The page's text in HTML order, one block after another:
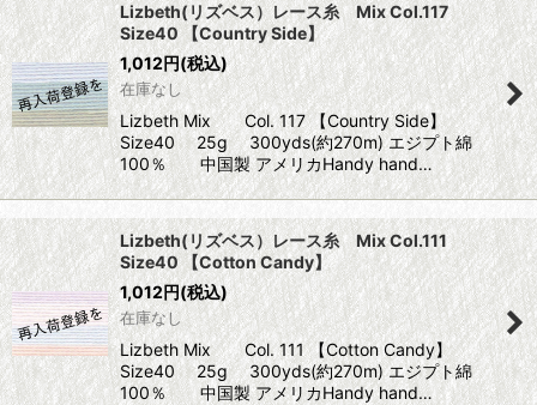
Lizbeth(リズベス）レース糸 Mix Col.117
Size40 【Country Side】
1,012円(税込)
在庫なし
Lizbeth Mix Col. 117 【Country Side】
Size40 25g 300yds(約270m) エジプト綿
100％ 中国製 アメリカHandy hand…
Lizbeth(リズベス）レース糸 Mix Col.111
Size40 【Cotton Candy】
1,012円(税込)
在庫なし
Lizbeth Mix Col. 111 【Cotton Candy】
Size40 25g 300yds(約270m) エジプト綿
100％ 中国製 アメリカHandy hand…